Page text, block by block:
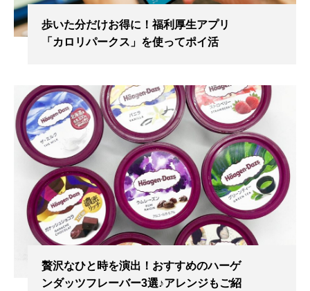
歩いた分だけお得に！福利厚生アプリ
「カロリパークス」を使ってポイ活
贅沢なひと時を演出！おすすめのハーゲ
ンダッツフレーバー3選♪アレンジもご紹